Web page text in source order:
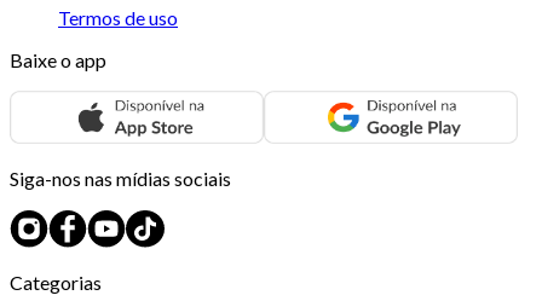
Termos de uso
Baixe o app
Siga-nos nas mídias sociais
Categorias